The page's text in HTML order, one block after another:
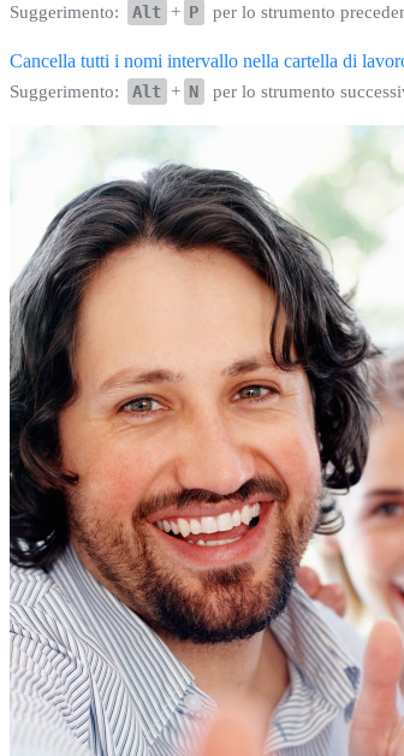
Suggerimento: Alt + P per lo strumento
Cancella tutti i nomi intervallo nella cartella di
Suggerimento: Alt + N per lo strumento